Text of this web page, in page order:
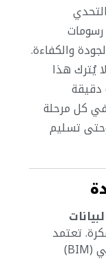
والكفاءة.
يُترك هذا
دقيقة
كل مرحلة
تسليم
تعتمد
PEC على نماذج معلومات المباني (BIM)